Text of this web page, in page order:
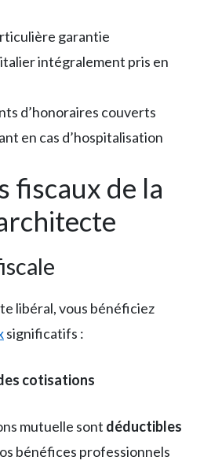
garantie
intégralement pris en
d’honoraires couverts
en cas d’hospitalisation
fiscaux de la
libéral, vous bénéficiez
significatifs :
cotisations
mutuelle sont déductibles
bénéfices professionnels